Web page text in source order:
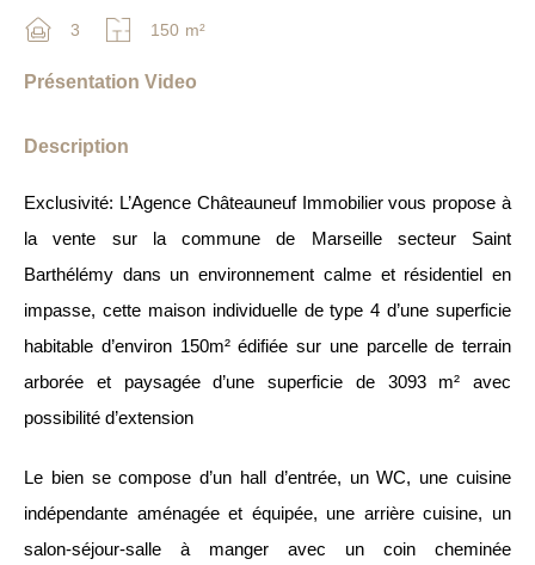
3 150 m²
Présentation Video
Description
Exclusivité: L’Agence Châteauneuf Immobilier vous propose à
la vente sur la commune de Marseille secteur Saint
Barthélémy dans un environnement calme et résidentiel en
impasse, cette maison individuelle de type 4 d’une superficie
habitable d’environ 150m² édifiée sur une parcelle de terrain
arborée et paysagée d’une superficie de 3093 m² avec
possibilité d’extension
Le bien se compose d’un hall d’entrée, un WC, une cuisine
indépendante aménagée et équipée, une arrière cuisine, un
salon-séjour-salle à manger avec un coin cheminée